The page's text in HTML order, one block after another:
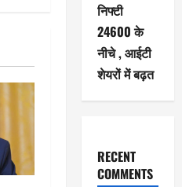
निफ्टी
24600 के
नीचे , आईटी
शेयरों में बढ़त
RECENT
COMMENTS